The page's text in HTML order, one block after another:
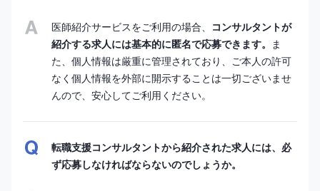
医師紹介サービスをご利用の場合、
コンサルタントが
紹介する求人には基本的に匿名で応募できます。 ま
た、個人情報は厳重に管理されており、ご本人の許可
なく個人情報を外部に開示することは一切ございませ
んので、安心してご利用ください。
転職支援コンサルタントから紹介された求人には、必
ず応募しなければならないのでしょうか。